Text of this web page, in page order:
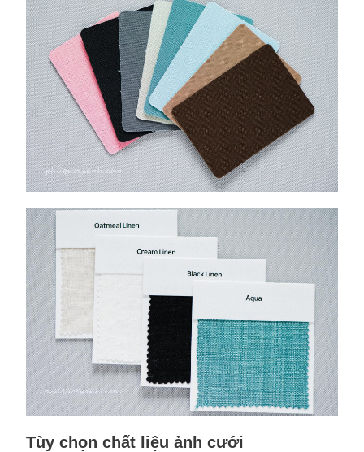
Tùy chọn chất liệu ảnh cưới